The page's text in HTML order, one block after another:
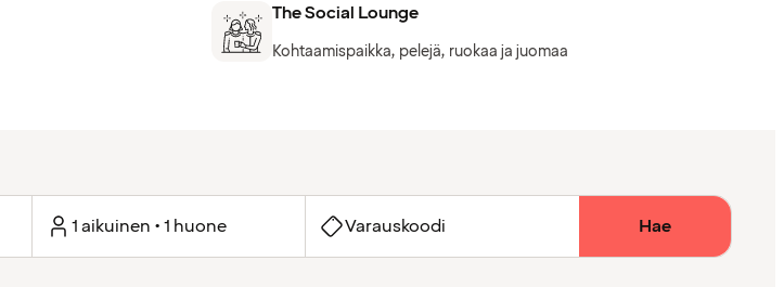
The Social Lounge
Kohtaamispaikka, pelejä, ruokaa ja juomaa
1 aikuinen • 1 huone Varauskoodi Hae